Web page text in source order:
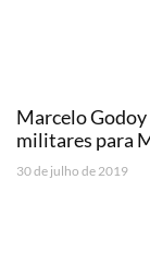
Marcelo Godoy
militares para
30 de julho de 2019